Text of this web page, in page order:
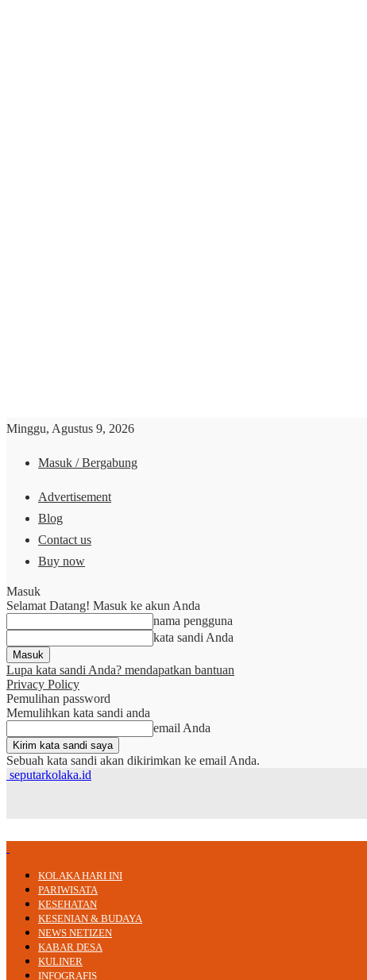
Minggu, Agustus 9, 2026
Masuk / Bergabung
Advertisement
Blog
Contact us
Buy now
Masuk
Selamat Datang! Masuk ke akun Anda
nama pengguna
kata sandi Anda
Lupa kata sandi Anda? mendapatkan bantuan
Privacy Policy
Pemulihan password
Memulihkan kata sandi anda
email Anda
Sebuah kata sandi akan dikirimkan ke email Anda.
seputarkolaka.id
KOLAKA HARI INI
PARIWISATA
KESEHATAN
KESENIAN & BUDAYA
NEWS NETIZEN
KABAR DESA
KULINER
INFOGRAFIS